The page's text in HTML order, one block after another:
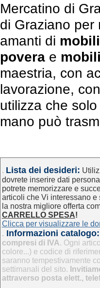
Mercatino di
di Graziano per
amanti di
poverae
maestria, con
lavorazione,
utilizza che
mano può
. Lista dei desideri:
dovrete inserire dati
potrete memorizzare e
articoli che Vi interessano e
la nostra migliore offerta
CARRELLO SPESA!
Clicca per visualizzare le
. Informazioni catalogo:
compresi di IVA. Ogni
colore...) e codice di
saranno tempestivamente
settimanali del sito.
attraverso posta elett.,